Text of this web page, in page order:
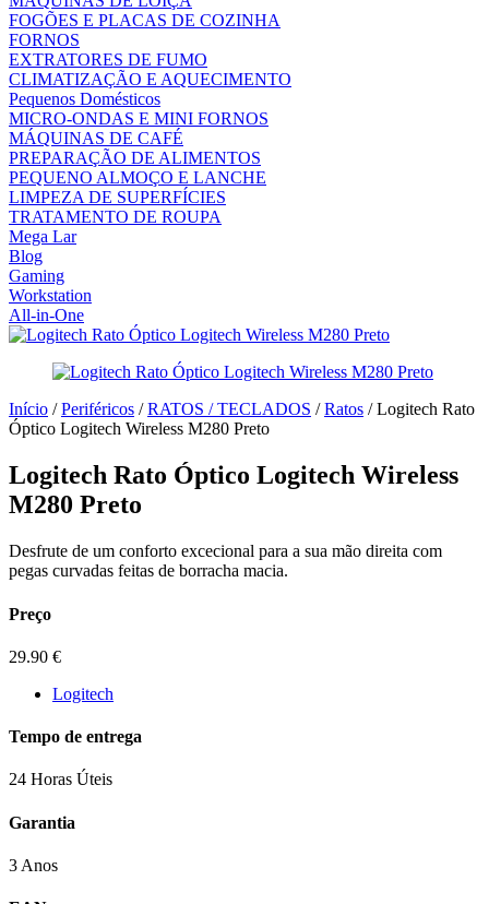
FOGÕES E PLACAS DE COZINHA
FORNOS
EXTRATORES DE FUMO
CLIMATIZAÇÃO E AQUECIMENTO
Pequenos Domésticos
MICRO-ONDAS E MINI FORNOS
MÁQUINAS DE CAFÉ
PREPARAÇÃO DE ALIMENTOS
PEQUENO ALMOÇO E LANCHE
LIMPEZA DE SUPERFÍCIES
TRATAMENTO DE ROUPA
Mega Lar
Blog
Gaming
Workstation
All-in-One
Início /Periféricos /RATOS / TECLADOS /Ratos / Logitech Rato
Óptico Logitech Wireless M280 Preto
Logitech Rato Óptico Logitech Wireless
M280 Preto
Desfrute de um conforto excecional para a sua mão direita com
pegas curvadas feitas de borracha macia.
Preço
29.90 €
Logitech
Tempo de entrega
24 Horas Úteis
Garantia
3 Anos